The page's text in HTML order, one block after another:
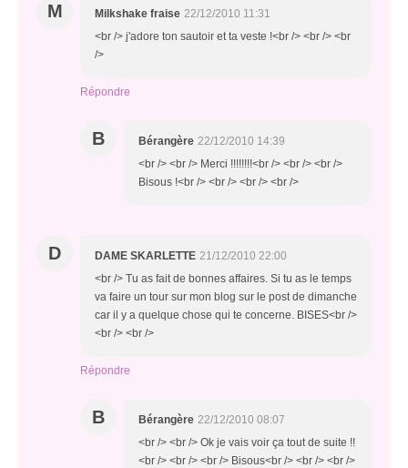
M Milkshake fraise 22/12/2010 11:31
<br /> j'adore ton sautoir et ta veste !<br /> <br /> <br
/>
Répondre
B Bérangère 22/12/2010 14:39
<br /> <br /> Merci !!!!!!!!<br /> <br /> <br />
Bisous !<br /> <br /> <br /> <br />
D DAME SKARLETTE 21/12/2010 22:00
<br /> Tu as fait de bonnes affaires. Si tu as le temps
va faire un tour sur mon blog sur le post de dimanche
car il y a quelque chose qui te concerne. BISES<br />
<br /> <br />
Répondre
B Bérangère 22/12/2010 08:07
<br /> <br /> Ok je vais voir ça tout de suite !!
<br /> <br /> <br /> Bisous<br /> <br /> <br />